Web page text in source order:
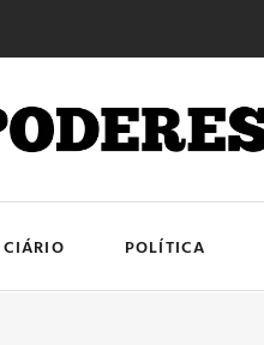
POLÍTICA